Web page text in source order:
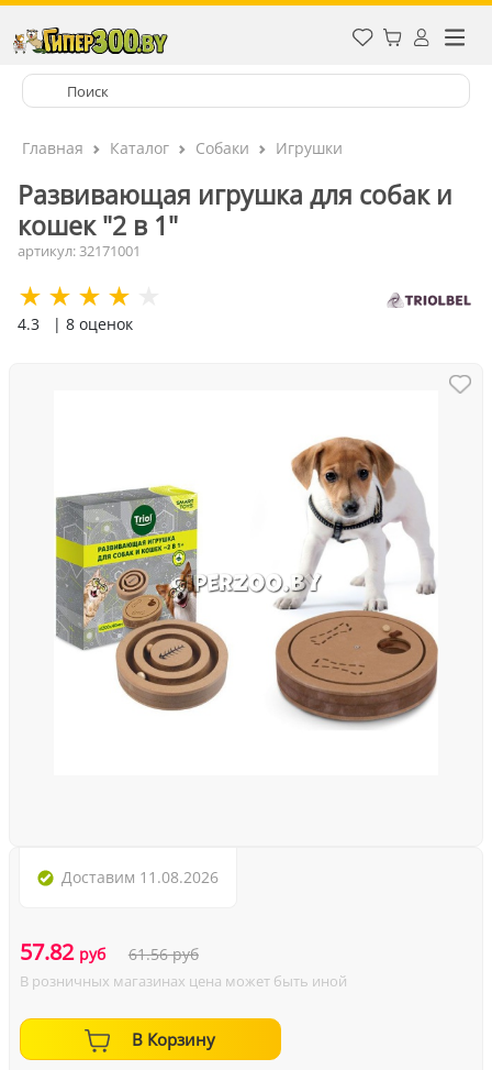
Главная Каталог Собаки Игрушки
Развивающая игрушка для собак и
кошек "2 в 1"
артикул: 32171001
4.3 | 8 оценок
Доставим 11.08.2026
57.82 руб 61.56руб
В розничных магазинах цена может быть иной
В Корзину